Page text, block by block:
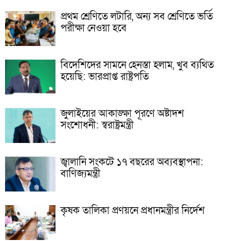
প্রথম শ্রেণিতে লটারি, অন্য সব শ্রেণিতে ভর্তি
পরীক্ষা নেওয়া হবে
বিদেশিদের সামনে হেনস্তা হলাম, খুব ব্যথিত
হয়েছি: ভারপ্রাপ্ত রাষ্ট্রপতি
জুলাইয়ের আকাঙ্ক্ষা পূরণে অষ্টাদশ
সংশোধনী: স্বরাষ্ট্রমন্ত্রী
জ্বালানি সংকটে ১৭ বছরের অব্যবস্থাপনা:
বাণিজ্যমন্ত্রী
কৃষক তালিকা প্রণয়নে প্রধানমন্ত্রীর নির্দেশ